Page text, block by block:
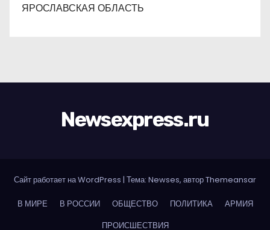
ЯРОСЛАВСКАЯ ОБЛАСТЬ
Newsexpress.ru
Сайт работает на WordPress | Тема: Newses, авторThemeansar
В МИРЕ В РОССИИ ОБЩЕСТВО ПОЛИТИКА
АРМИЯ
ПРОИСШЕСТВИЯ